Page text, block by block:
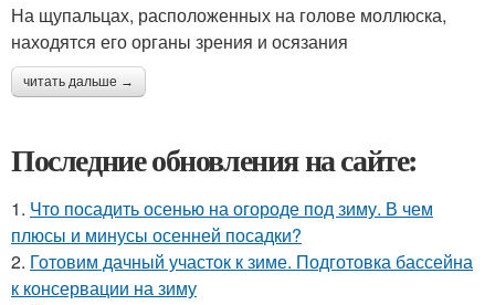
На щупальцах, расположенных на голове моллюска,
находятся его органы зрения и осязания
читать дальше →
Последние обновления на сайте:
1. Что посадить осенью на огороде под зиму. В чем
плюсы и минусы осенней посадки?
2. Готовим дачный участок к зиме. Подготовка бассейна
к консервации на зиму